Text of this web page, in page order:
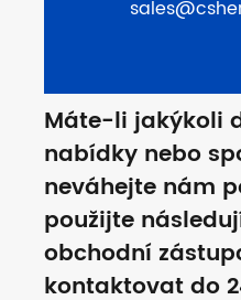
Máte-li jakýkoli
nabídky nebo
neváhejte nám
použijte
obchodní
kontaktovat do